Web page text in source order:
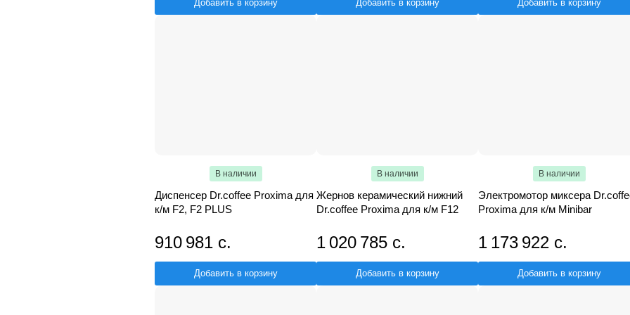
Добавить в корзину Добавить в корзину Добавить в корзину
В наличии
Диспенсер Dr.coffee Proxima для
к/м F2, F2 PLUS
910 981 с.
Добавить в корзину
В наличии
Жернов керамический нижний
Dr.coffee Proxima для к/м F12
1 020 785 с.
Добавить в корзину
В наличии
Электромотор миксера
Proxima для к/м Minibar
1 173 922 с.
Добавить в корзину